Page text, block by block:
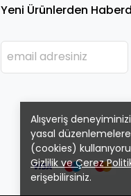
Alışveriş
yasal
(cookies)
Gizlilik ve Çerez
erişebilirsiniz.
Yeni Ürünlerden